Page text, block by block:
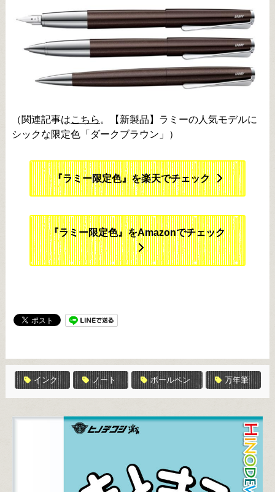
（関連記事はこちら。【新製品】ラミーの人気モデルに
シックな限定色「ダークブラウン」）
『ラミー限定色』を楽天でチェック
『ラミー限定色』をAmazonでチェック
インク ノート ボールペン 万年筆